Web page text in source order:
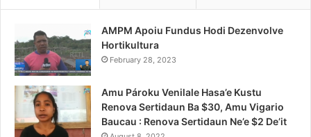
AMPM Apoiu Fundus Hodi Dezenvolve
Hortikultura
February 28, 2023
Amu Pároku Venilale Hasa’e Kustu
Renova Sertidaun Ba $30, Amu Vigario
Baucau : Renova Sertidaun Ne’e $2 De’it